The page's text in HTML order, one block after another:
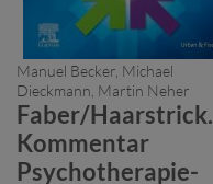
Manuel Becker, Michael
Dieckmann, Martin Neher
Faber/Haarstrick.
Kommentar
Psychotherapie-